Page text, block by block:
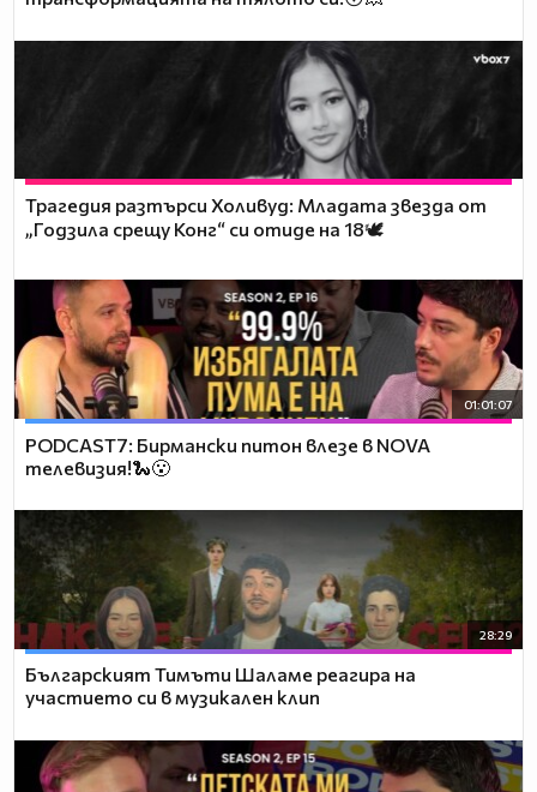
Трагедия разтърси Холивуд: Младата звезда от
„Годзила срещу Конг“ си отиде на 18🕊️
01:01:07
PODCAST7: Бирмански питон влезе в NOVA
телевизия!🐍😮
28:29
Българският Тимъти Шаламе реагира на
участието си в музикален клип